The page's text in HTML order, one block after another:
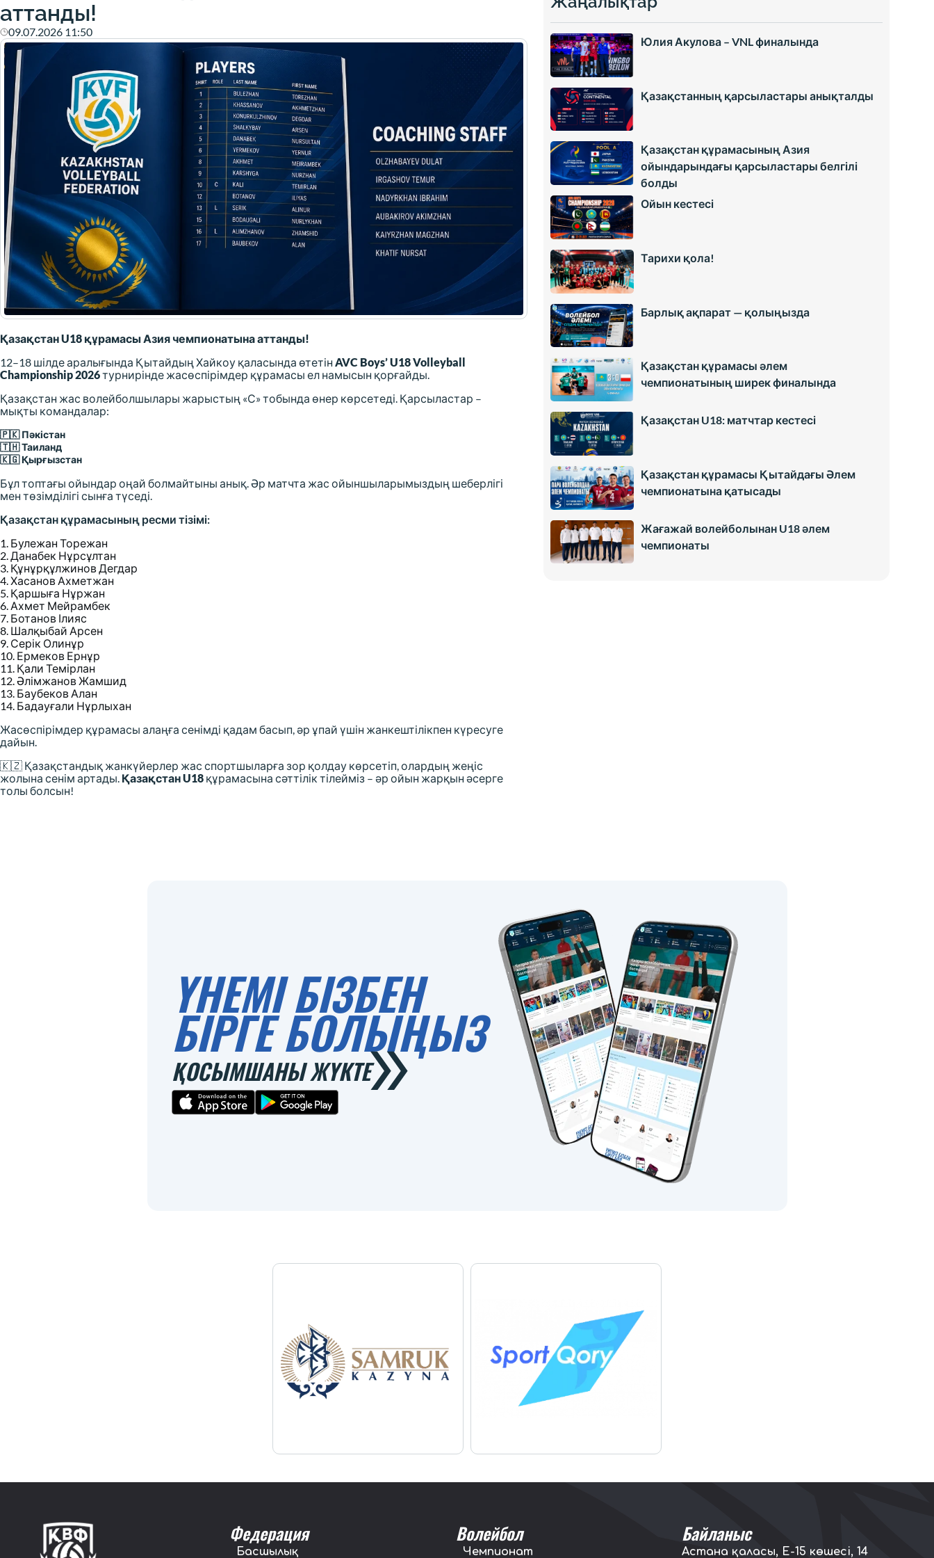
аттанды!
09.07.2026 11:50
Қазақстан U18 құрамасы Азия чемпионатына аттанды!
12–18 шілде аралығында Қытайдың Хайкоу қаласында өтетін AVC Boys’ U18 Volleyball
Championship 2026турнирінде жасөспірімдер құрамасы ел намысын қорғайды.
Қазақстан жас волейболшылары жарыстың «С» тобында өнер көрсетеді. Қарсыластар –
мықты командалар:
🇵🇰Пәкістан
🇹🇭Таиланд
🇰🇬Қырғызстан
Бұл топтағы ойындар оңай болмайтыны анық. Әр матчта жас ойыншыларымыздың шеберлігі
мен төзімділігі сынға түседі.
Қазақстан құрамасының ресми тізімі:
1. Булежан Торежан
2. Данабек Нұрсұлтан
3. Құнұрқұлжинов Дегдар
4. Хасанов Ахметжан
5. Қаршыға Нұржан
6. Ахмет Мейрамбек
7. Ботанов Ілияс
8. Шалқыбай Арсен
9. Серік Олинұр
10. Ермеков Ернұр
11. Қали Темірлан
12. Әлімжанов Жамшид
13. Баубеков Алан
14. Бадауғали Нұрлыхан
Жасөспірімдер құрамасы алаңға сенімді қадам басып, әр ұпай үшін жанкештілікпен күресуге
дайын.
🇰🇿 Қазақстандық жанкүйерлер жас спортшыларға зор қолдау көрсетіп, олардың жеңіс
жолына сенім артады. Қазақстан U18 құрамасына сәттілік тілейміз – әр ойын жарқын әсерге
толы болсын!
Юлия Акулова – VNL финалында
Қазақстанның қарсыластары анықталды
Қазақстан құрамасының Азия
ойындарындағы қарсыластары белгілі
болды
Ойын кестесі
Тарихи қола!
Барлық ақпарат — қолыңызда
Қазақстан құрамасы әлем
чемпионатының ширек финалында
Қазақстан U18: матчтар кестесі
Қазақстан құрамасы Қытайдағы Әлем
чемпионатына қатысады
Жағажай волейболынан U18 әлем
чемпионаты
ҮНЕМІ БІЗБЕН
БІРГЕ БОЛЫҢЫЗ
ҚОСЫМШАНЫ ЖҮКТЕ
Федерация
Басшылық
Волейбол
Чемпионат
Байланыс
Астана қаласы, E-15 көшесі, 14